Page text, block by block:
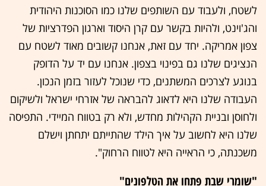
לשטח, ולעבוד עם השותפים שלנו כמו הסוכנות היהודית
והג'וינט, ולהיות בקשר עם קרן היסוד וארגון הפדרציות של
צפון אמריקה. יחד עם זאת, אנחנו קשובים מאוד לשטח עם
הנציגים שלנו גם בפינוי בצפון. אנחנו עם יד על הדופק
בנוגע לצרכים המשתנים, כדי שנוכל לעזור בזמן הנכון.
העבודה שלנו היא לדאוג להבראה של אזרחי ישראל ולשיקום
ולחוסן ובניית הקהילות מחדש, ולא רק בטווח המיידי. התפיסה
שלנו היא לחשוב על איך הילד שהתייתם יתחתן וישלם
משכנתה, כי הראייה היא לטווח הרחוק".
"שומרי שבת פתחו את הטלפונים"